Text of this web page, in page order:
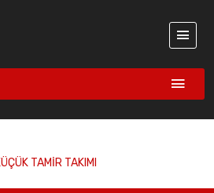
TAMİR TAKIMI